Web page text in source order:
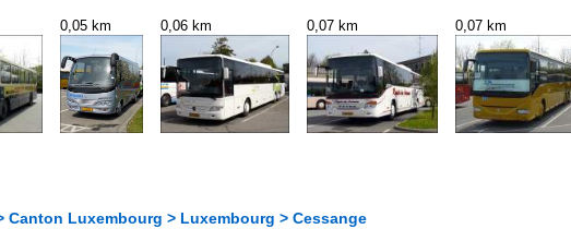
0,05 km 0,06 km 0,07 km 0,07 km
Canton Luxembourg > Luxembourg > Cessange